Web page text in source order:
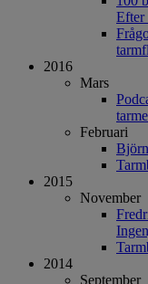
2016
Mars
Februari
2015
November
2014
September